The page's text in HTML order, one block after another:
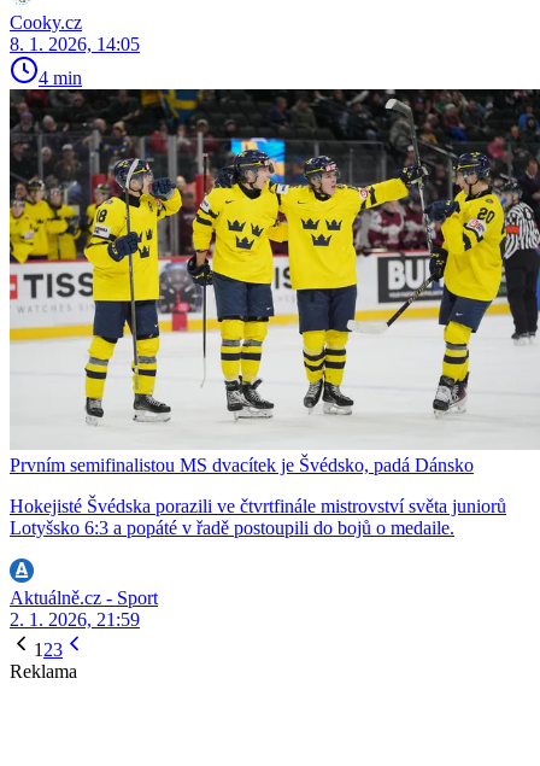
Cooky.cz
8. 1. 2026, 14:05
4 min
Prvním semifinalistou MS dvacítek je Švédsko, padá Dánsko
Hokejisté Švédska porazili ve čtvrtfinále mistrovství světa juniorů
Lotyšsko 6:3 a popáté v řadě postoupili do bojů o medaile.
Aktuálně.cz - Sport
2. 1. 2026, 21:59
1 23
Reklama